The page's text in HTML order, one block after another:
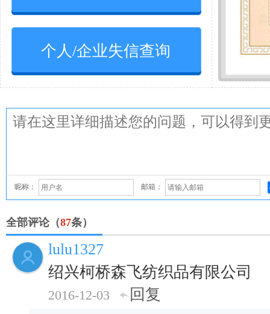
个人/企业失信查询
昵称： 邮箱：
全部评论（87条）
lulu1327
绍兴柯桥森飞纺织品有限公司
2016-12-03
回复